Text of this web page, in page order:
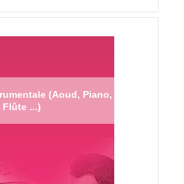
(Aoud, Piano,
Flûte ...)